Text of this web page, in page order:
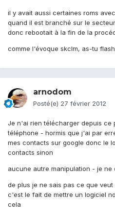
il y avait aussi certaines roms
quand il est branché sur le
donc rebootait à la fin de la
comme l'évoque skclm, as-tu
arnodom
Posté(e) 27 février 2012
Je n'ai rien télécharger depuis ce
téléphone - hormis que j'ai par
mes contacts sur google donc le
contacts sinon
aucune autre manipulation - je ne
de plus je ne sais pas ce que
c'est le fait de mettre un logiciel
cela